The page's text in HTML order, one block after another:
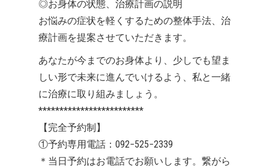
◎お身体の状態、治療計画の説明
お悩みの症状を軽くするための整体手法、治
療計画を提案させていただきます。
あなたが今までのお身体より、少しでも望ま
しい形で未来に進んでいけるよう、私と一緒
に治療に取り組みましょう。
*************************
【完全予約制】
①予約専用電話：092−525−2339
＊当日予約はお電話でお願いします。繋がら